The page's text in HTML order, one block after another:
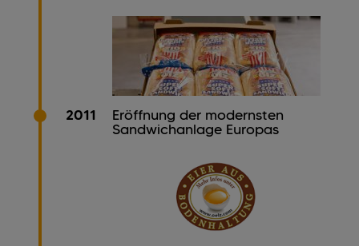
2011
Eröffnung der modernsten
Sandwichanlage Europas